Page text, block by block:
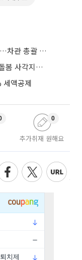
농식품부, 폭염·가뭄 특별관리기간 운영…차관 총괄 대응체계 격상
한성숙, 방학 중 초등돌봄 현장 점검…"돌봄 사각지대 없애야"
세액공제
추가취재 원해요
0